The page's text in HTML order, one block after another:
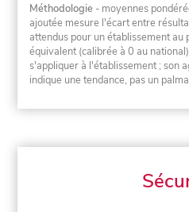
Méthodologie - moyennes
ajoutée mesure l'écart entre
attendus pour un établissement au
équivalent (calibrée à 0 au
s'appliquer à l'établissement ; son
indique une tendance, pas un